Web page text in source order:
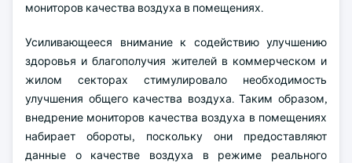
мониторов качества воздуха в помещениях.
Усиливающееся внимание к содействию улучшению
здоровья и благополучия жителей в коммерческом и
жилом секторах стимулировало необходимость
улучшения общего качества воздуха. Таким образом,
внедрение мониторов качества воздуха в помещениях
набирает обороты, поскольку они предоставляют
данные о качестве воздуха в режиме реального